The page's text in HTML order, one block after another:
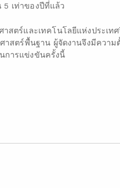
5 เท่าของปีที่แล้ว
สตร์และเทคโนโลยีแห่งประเท
สตร์พื้นฐาน ผู้จัดงานจึงมีความ
การแข่งขันครั้งนี้